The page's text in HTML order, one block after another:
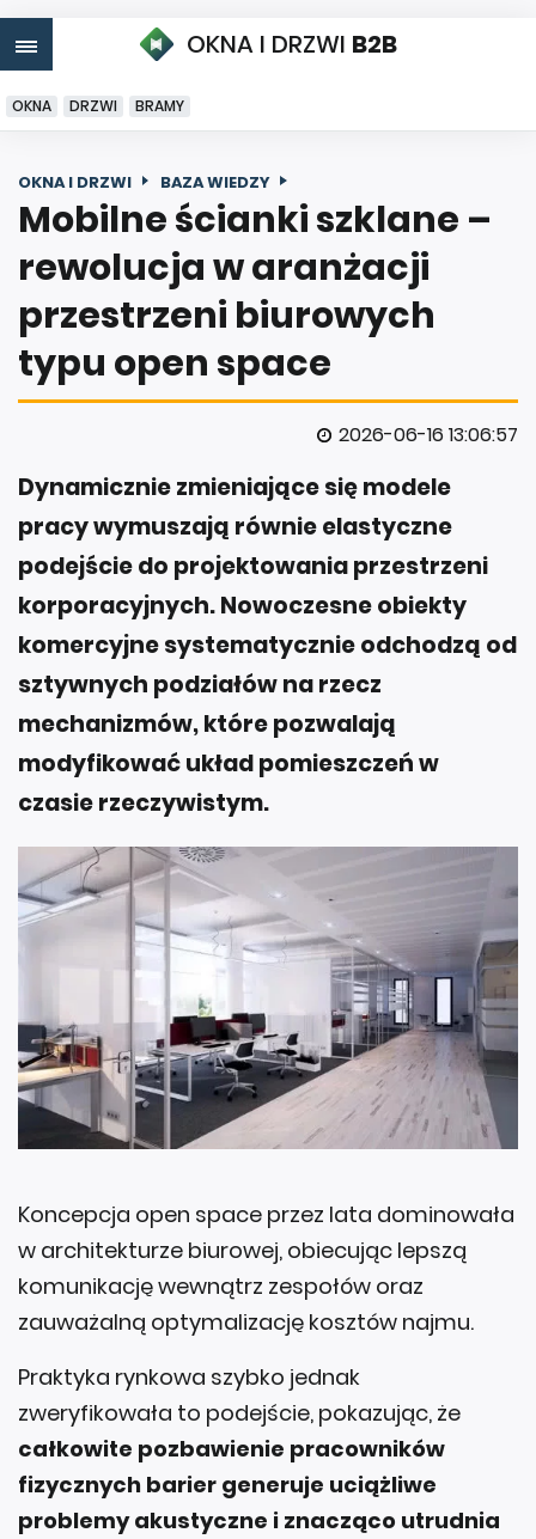
OKNA I DRZWI B2B
OKNA DRZWI BRAMY
OKNA I DRZWI BAZA WIEDZY
Mobilne ścianki szklane –
rewolucja w aranżacji
przestrzeni biurowych
typu open space
2026-06-16 13:06:57
Dynamicznie zmieniające się modele
pracy wymuszają równie elastyczne
podejście do projektowania przestrzeni
korporacyjnych. Nowoczesne obiekty
komercyjne systematycznie odchodzą od
sztywnych podziałów na rzecz
mechanizmów, które pozwalają
modyfikować układ pomieszczeń w
czasie rzeczywistym.
Koncepcja open space przez lata dominowała
w architekturze biurowej, obiecując lepszą
komunikację wewnątrz zespołów oraz
zauważalną optymalizację kosztów najmu.
Praktyka rynkowa szybko jednak
zweryfikowała to podejście, pokazując, że
całkowite pozbawienie pracowników
fizycznych barier generuje uciążliwe
problemy akustyczne i znacząco utrudnia